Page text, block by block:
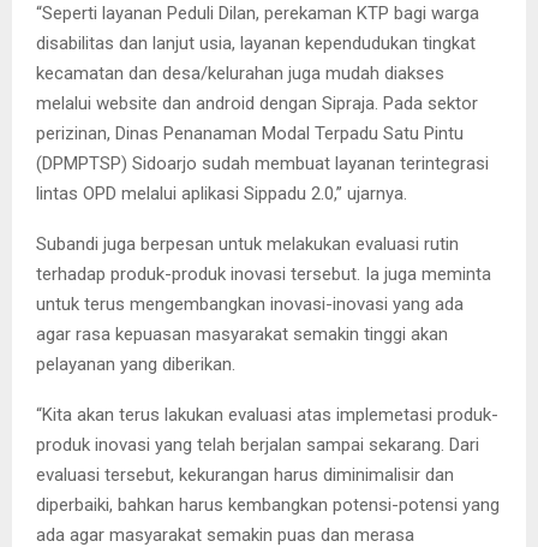
“Seperti layanan Peduli Dilan, perekaman KTP bagi warga
disabilitas dan lanjut usia, layanan kependudukan tingkat
kecamatan dan desa/kelurahan juga mudah diakses
melalui website dan android dengan Sipraja. Pada sektor
perizinan, Dinas Penanaman Modal Terpadu Satu Pintu
(DPMPTSP) Sidoarjo sudah membuat layanan terintegrasi
lintas OPD melalui aplikasi Sippadu 2.0,” ujarnya.
Subandi juga berpesan untuk melakukan evaluasi rutin
terhadap produk-produk inovasi tersebut. Ia juga meminta
untuk terus mengembangkan inovasi-inovasi yang ada
agar rasa kepuasan masyarakat semakin tinggi akan
pelayanan yang diberikan.
“Kita akan terus lakukan evaluasi atas implemetasi produk-
produk inovasi yang telah berjalan sampai sekarang. Dari
evaluasi tersebut, kekurangan harus diminimalisir dan
diperbaiki, bahkan harus kembangkan potensi-potensi yang
ada agar masyarakat semakin puas dan merasa